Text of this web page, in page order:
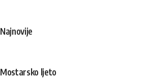
Najnovije
Mostarsko ljeto